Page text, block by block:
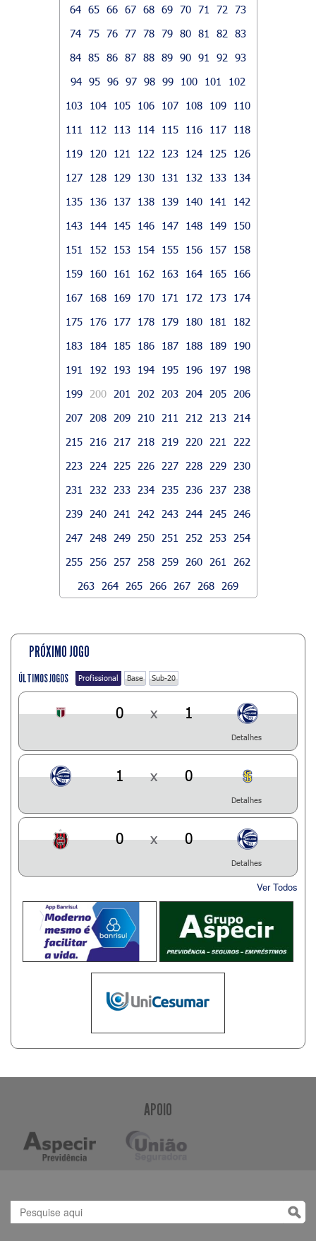
64 65 66 67 68 69 70 71 72
73
74 75 76 77 78 79 80 81 82
83
84 85 86 87 88 89 90 91 92
93
94 95 96 97 98 99 100 101
102
103
104 105 106 107 108 109
110
111
112 113 114 115 116 117
118
119
120 121 122 123 124 125
126
127
128 129 130 131 132 133
134
135
136 137 138 139 140 141
142
143
144 145 146 147 148 149
150
151
152 153 154 155 156 157
158
159
160 161 162 163 164 165
166
167
168 169 170 171 172 173
174
175
176 177 178 179 180 181
182
183
184 185 186 187 188 189
190
191
192 193 194 195 196 197
198
199
200 201 202 203 204 205
206
207
208 209 210 211 212 213
214
215
216 217 218 219 220 221
222
223
224 225 226 227 228 229
230
231
232 233 234 235 236 237
238
239
240 241 242 243 244 245
246
247
248 249 250 251 252 253
254
255
256 257 258 259 260 261
262
263
264 265 266 267 268 269
PRÓXIMO JOGO
ÚLTIMOS JOGOS Profissional Base Sub-20
0 x 1
Detalhes
1 x 0
Detalhes
0 x 0
Detalhes
Ver Todos
APOIO